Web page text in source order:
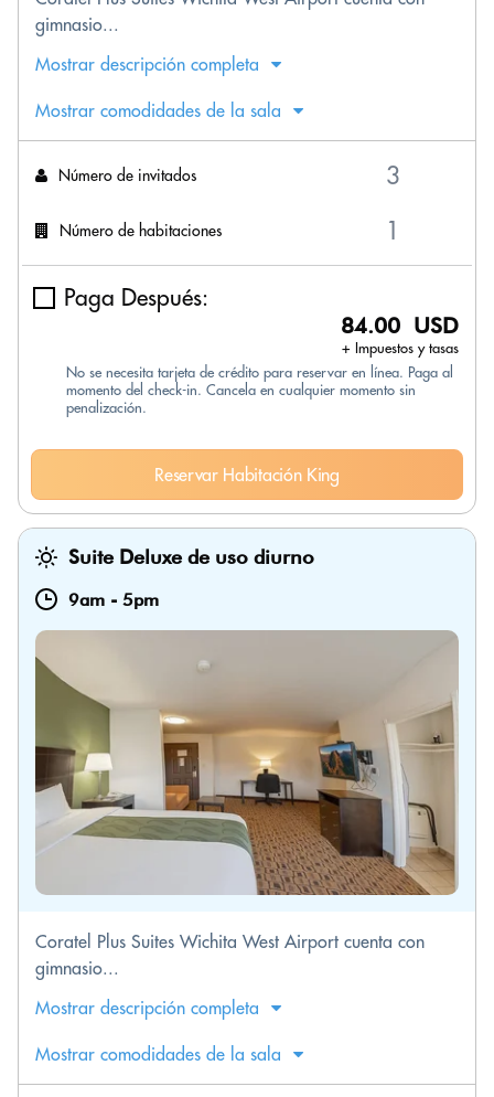
gimnasio...
Mostrar descripción completa
Mostrar comodidades de la sala
Número de invitados
Número de habitaciones
Paga Después:
84.00 USD
+ Impuestos y tasas
No se necesita tarjeta de crédito para reservar en línea. Paga al
momento del check-in. Cancela en cualquier momento sin
penalización.
Reservar Habitación King
Suite Deluxe de uso diurno
9am - 5pm
Coratel Plus Suites Wichita West Airport cuenta con
gimnasio...
Mostrar descripción completa
Mostrar comodidades de la sala